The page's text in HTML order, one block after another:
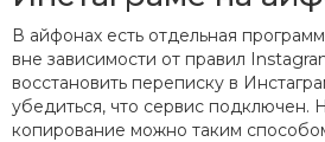
В айфонах есть отдельная
вне зависимости от правил
восстановить переписку в
убедиться, что сервис подключен.
копирование можно таким